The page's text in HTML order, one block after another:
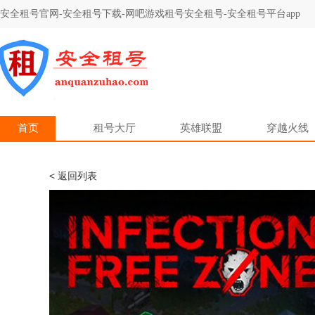
安全租号官网-安全租号下载-网吧游戏租号安全租号-安全租号平台app
首页 租号大厅 英雄联盟 穿越火线
< 返回列表